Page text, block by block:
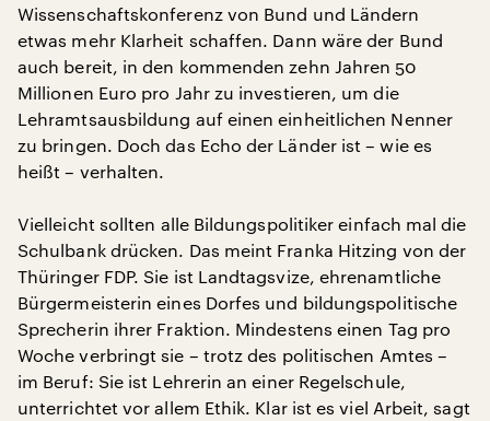
Wissenschaftskonferenz von Bund und Ländern
etwas mehr Klarheit schaffen. Dann wäre der Bund
auch bereit, in den kommenden zehn Jahren 50
Millionen Euro pro Jahr zu investieren, um die
Lehramtsausbildung auf einen einheitlichen Nenner
zu bringen. Doch das Echo der Länder ist – wie es
heißt – verhalten.
Vielleicht sollten alle Bildungspolitiker einfach mal die
Schulbank drücken. Das meint Franka Hitzing von der
Thüringer FDP. Sie ist Landtagsvize, ehrenamtliche
Bürgermeisterin eines Dorfes und bildungspolitische
Sprecherin ihrer Fraktion. Mindestens einen Tag pro
Woche verbringt sie – trotz des politischen Amtes –
im Beruf: Sie ist Lehrerin an einer Regelschule,
unterrichtet vor allem Ethik. Klar ist es viel Arbeit, sagt